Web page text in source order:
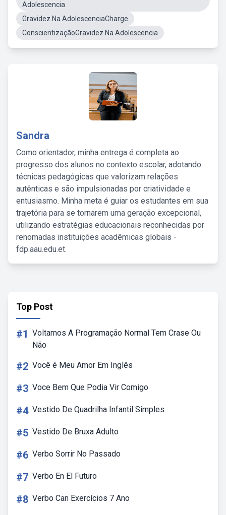
Adolescencia
Gravidez Na AdolescenciaCharge
ConscientizaçãoGravidez Na Adolescencia
Sandra
Como orientador, minha entrega é completa ao
progresso dos alunos no contexto escolar, adotando
técnicas pedagógicas que valorizam relações
autênticas e são impulsionadas por criatividade e
entusiasmo. Minha meta é guiar os estudantes em sua
trajetória para se tornarem uma geração excepcional,
utilizando estratégias educacionais reconhecidas por
renomadas instituições acadêmicas globais -
fdp.aau.edu.et.
Top Post
#1 Voltamos A Programação Normal Tem Crase Ou
Não
#2 Você é Meu Amor Em Inglês
#3 Voce Bem Que Podia Vir Comigo
#4 Vestido De Quadrilha Infantil Simples
#5 Vestido De Bruxa Adulto
#6 Verbo Sorrir No Passado
#7 Verbo En El Futuro
#8 Verbo Can Exercícios 7 Ano